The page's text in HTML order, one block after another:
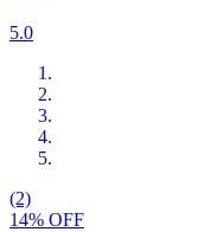
5.0
(2)
14% OFF